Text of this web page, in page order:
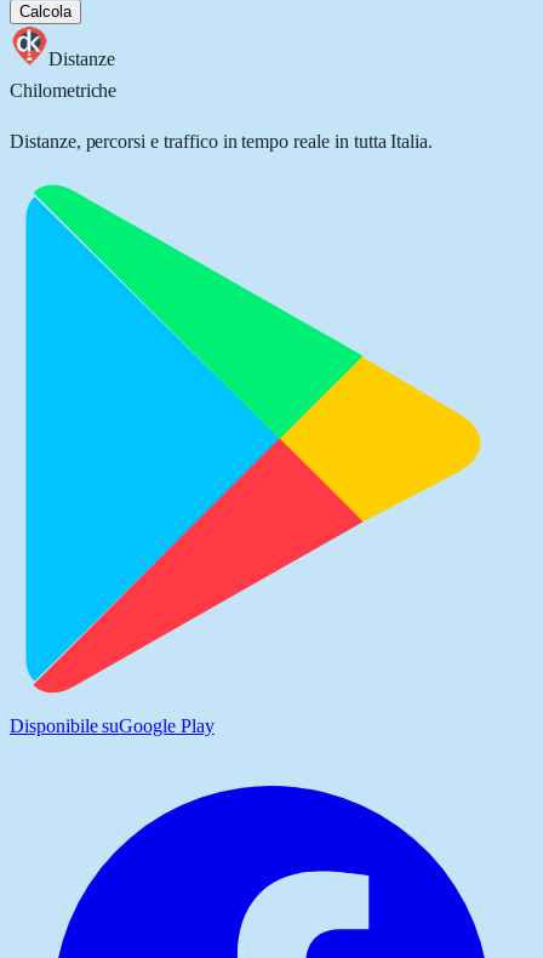
Calcola
Distanze
Chilometriche
Distanze, percorsi e traffico in tempo reale in tutta Italia.
Disponibile suGoogle Play